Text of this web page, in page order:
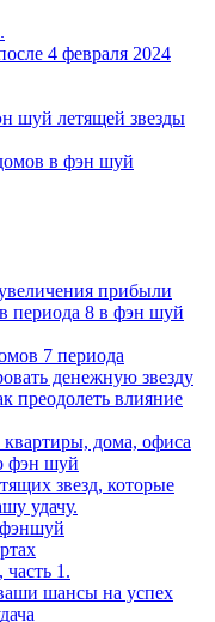
4 февраля 2024
шуй летящей звезды
в фэн шуй
прибыли
периода 8 в фэн шуй
7 периода
денежную звезду
преодолеть влияние
квартиры, дома, офиса
фэн шуй
звезд, которые
удачу.
фэншуй
1.
шансы на успех